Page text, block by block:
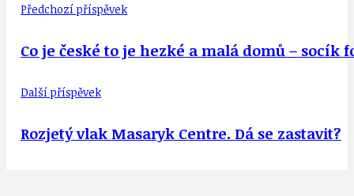
Předchozí příspěvek
Co je české to je hezké a malá domů – socík
Další příspěvek
Rozjetý vlak Masaryk Centre. Dá se zastavit?